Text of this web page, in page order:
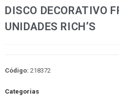
DISCO DECORATIVO
UNIDADES RICH’S
Código: 218372
Categorias